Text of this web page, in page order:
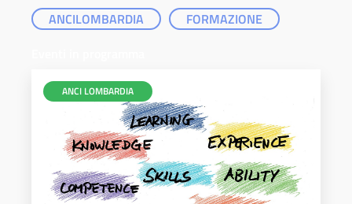
ANCILOMBARDIA
FORMAZIONE
ANCI LOMBARDIA